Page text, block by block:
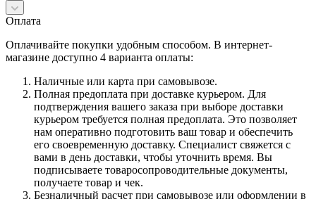
Оплата
Оплачивайте покупки удобным способом. В интернет-
магазине доступно 4 варианта оплаты:
Наличные или карта при самовывозе.
Полная предоплата при доставке курьером. Для
подтверждения вашего заказа при выборе доставки
курьером требуется полная предоплата. Это позволяет
нам оперативно подготовить ваш товар и обеспечить
его своевременную доставку. Специалист свяжется с
вами в день доставки, чтобы уточнить время. Вы
подписываете товаросопроводительные документы,
получаете товар и чек.
Безналичный расчет при самовывозе или оформлении в